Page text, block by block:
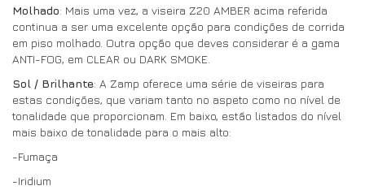
Molhado: Mais uma vez, a viseira Z20 AMBER acima referida
continua a ser uma excelente opção para condições de corrida
em piso molhado. Outra opção que deves considerar é a gama
ANTI-FOG, em CLEAR ou DARK SMOKE.
Sol / Brilhante: A Zamp oferece uma série de viseiras para
estas condições, que variam tanto no aspeto como no nível de
tonalidade que proporcionam. Em baixo, estão listados do nível
mais baixo de tonalidade para o mais alto:
-Fumaça
-Iridium